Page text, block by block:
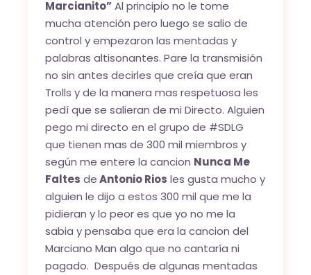
Marcianito”Al principio no le tome
mucha atención pero luego se salio de
control y empezaron las mentadas y
palabras altisonantes. Pare la transmisión
no sin antes decirles que creía que eran
Trolls y de la manera mas respetuosa les
pedí que se salieran de mi Directo. Alguien
pego mi directo en el grupo de #SDLG
que tienen mas de 300 mil miembros y
según me entere la cancion Nunca Me
Faltes deAntonio Rios les gusta mucho y
alguien le dijo a estos 300 mil que me la
pidieran y lo peor es que yo no me la
sabia y pensaba que era la cancion del
Marciano Man algo que no cantaría ni
pagado. Después de algunas mentadas